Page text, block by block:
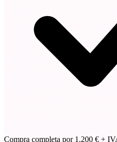
Compra completa por 1.200 € +